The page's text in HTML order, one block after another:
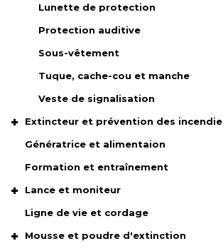
Lunette de protection
Protection auditive
Sous-vêtement
Tuque, cache-cou et manche
Veste de signalisation
Extincteur et prévention des incendie
Génératrice et alimentaion
Formation et entraînement
Lance et moniteur
Ligne de vie et cordage
Mousse et poudre d'extinction